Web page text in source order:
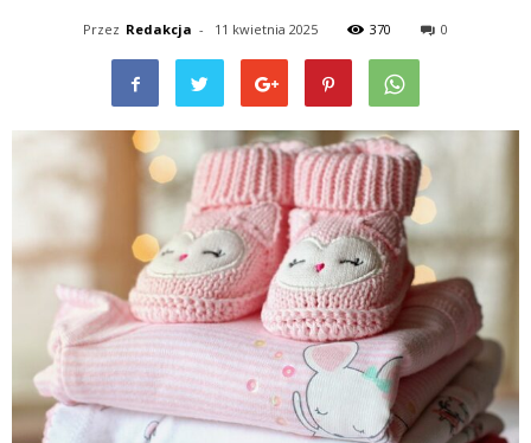
Przez Redakcja - 11 kwietnia 2025 370 0